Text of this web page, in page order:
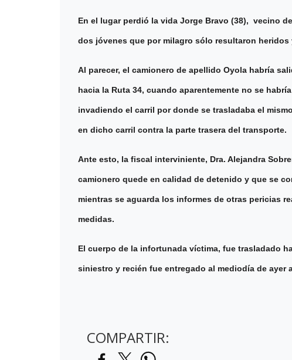
En el lugar perdió la vida Jorge Bravo (38), vecino
dos jóvenes que por milagro sólo resultaron
Al parecer, el camionero de apellido Oyola habría
hacia la Ruta 34, cuando aparentemente no se
invadiendo el carril por donde se trasladaba el
en dicho carril contra la parte trasera del transporte.
Ante esto, la fiscal interviniente, Dra. Alejandra
camionero quede en calidad de detenido y que se
mientras se aguarda los informes de otras pericias
medidas.
El cuerpo de la infortunada víctima, fue trasladado
siniestro y recién fue entregado al mediodía de ayer
COMPARTIR: